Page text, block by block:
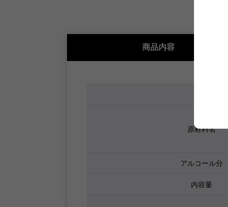
商品内容
原材料名
アルコール分
内容量